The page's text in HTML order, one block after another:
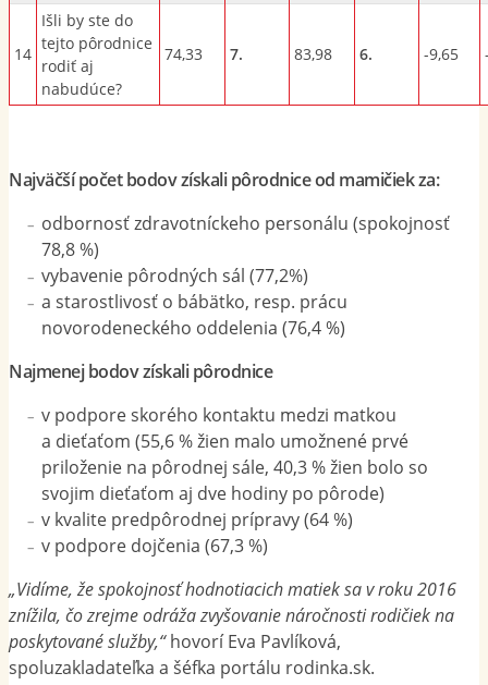
14
Išli by ste do
tejto pôrodnice
rodiť aj
nabudúce?
74,33 7. 83,98 6. -9,65
Najväčší počet bodov získali pôrodnice od mamičiek za:
odbornosť zdravotníckeho personálu (spokojnosť
78,8 %)
vybavenie pôrodných sál (77,2%)
a starostlivosť o bábätko, resp. prácu
novorodeneckého oddelenia (76,4 %)
Najmenej bodov získali pôrodnice
v podpore skorého kontaktu medzi matkou
a dieťaťom (55,6 % žien malo umožnené prvé
priloženie na pôrodnej sále, 40,3 % žien bolo so
svojim dieťaťom aj dve hodiny po pôrode)
v kvalite predpôrodnej prípravy (64 %)
v podpore dojčenia (67,3 %)
„Vidíme, že spokojnosť hodnotiacich matiek sa v roku 2016
znížila, čo zrejme odráža zvyšovanie náročnosti rodičiek na
poskytované služby,“hovorí Eva Pavlíková,
spoluzakladateľka a šéfka portálu rodinka.sk.